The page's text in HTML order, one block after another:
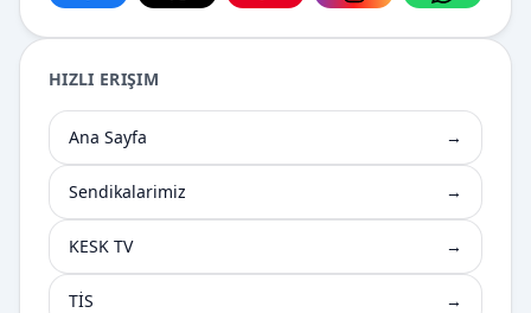
Facebook üzerinden paylaş
X üzerinden paylaş
Pinterest üzerinden paylaş
Instagram
HIZLI ERIŞIM
Ana Sayfa →
Sendikalarimiz →
KESK TV →
TİS →